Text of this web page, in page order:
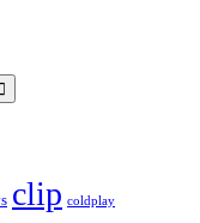
clip coldplay